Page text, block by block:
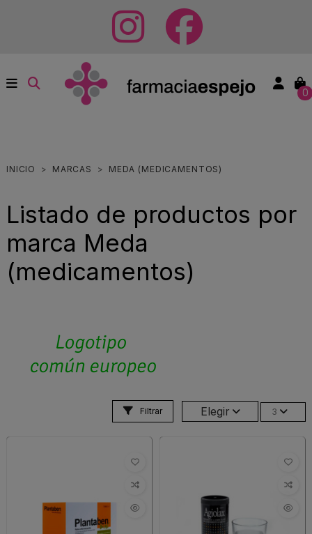
0
INICIO MARCAS MEDA (MEDICAMENTOS)
Listado de productos por
marca Meda
(medicamentos)
Filtrar Elegir 3